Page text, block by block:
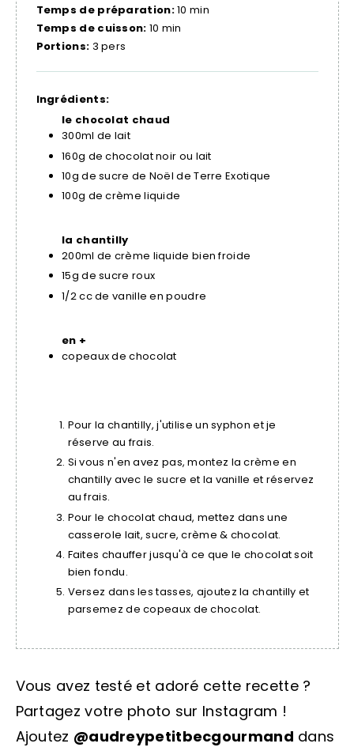
Temps de préparation:10 min
Temps de cuisson: 10 min
Portions: 3 pers
Ingrédients:
le chocolat chaud
300ml de lait
160g de chocolat noir ou lait
10g de sucre de Noël de Terre Exotique
100g de crème liquide
la chantilly
200ml de crème liquide bien froide
15g de sucre roux
1/2 cc de vanille en poudre
en +
copeaux de chocolat
Pour la chantilly, j'utilise un syphon et je
réserve au frais.
Si vous n'en avez pas, montez la crème en
chantilly avec le sucre et la vanille et réservez
au frais.
Pour le chocolat chaud, mettez dans une
casserole lait, sucre, crème & chocolat.
Faites chauffer jusqu'à ce que le chocolat soit
bien fondu.
Versez dans les tasses, ajoutez la chantilly et
parsemez de copeaux de chocolat.
Vous avez testé et adoré cette recette ?
Partagez votre photo sur Instagram !
Ajoutez @audreypetitbecgourmand dans